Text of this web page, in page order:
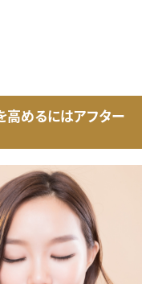
高めるにはアフター